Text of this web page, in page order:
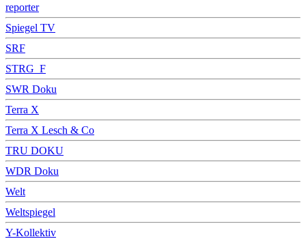
reporter
Spiegel TV
SRF
STRG_F
SWR Doku
Terra X
Terra X Lesch & Co
TRU DOKU
WDR Doku
Welt
Weltspiegel
Y-Kollektiv